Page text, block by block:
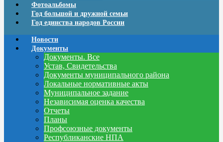
Фотоальбомы
Год большой и дружной семьи
Год единства народов России
Новости
Документы
Документы. Все
Устав, Свидетельства
Документы муниципального района
Локальные нормативные акты
Муниципальное задание
Независимая оценка качества
Отчеты
Планы
Профсоюзные документы
Республиканские НПА